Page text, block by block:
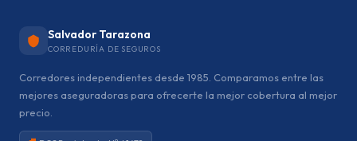
Salvador Tarazona
CORREDURÍA DE SEGUROS
Corredores independientes desde 1985. Comparamos entre las
mejores aseguradoras para ofrecerte la mejor cobertura al mejor
precio.